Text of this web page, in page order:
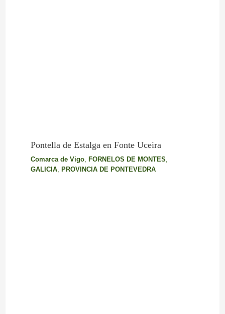
Pontella de Estalga en Fonte Uceira
Comarca de Vigo, FORNELOS DE MONTES,
GALICIA, PROVINCIA DE PONTEVEDRA